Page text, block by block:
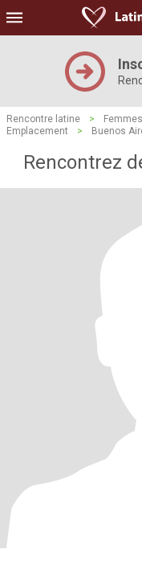
Rencontre latine > Femmes
Emplacement
> Buenos
Rencontrez